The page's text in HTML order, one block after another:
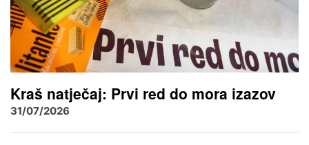
Kraš natječaj: Prvi red do mora izazov
31/07/2026